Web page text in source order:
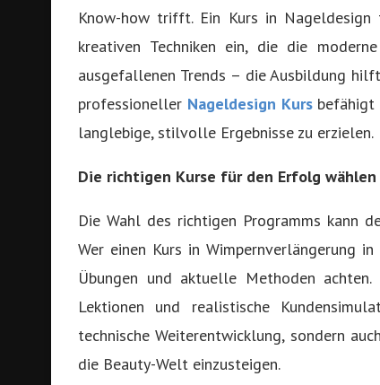
Know-how trifft. Ein Kurs in
kreativen Techniken ein, die die
ausgefallenen Trends – die Ausbildung
professioneller Nageldesign Kursbefähigt
langlebige, stilvolle Ergebnisse zu erzielen.
Die richtigen Kurse für den Erfolg wählen
Die Wahl des richtigen Programms kann
Wer einen Kurs in Wimpernverlängerung
Übungen und aktuelle Methoden
Lektionen und realistische
technische Weiterentwicklung, sondern
die Beauty-Welt einzusteigen.